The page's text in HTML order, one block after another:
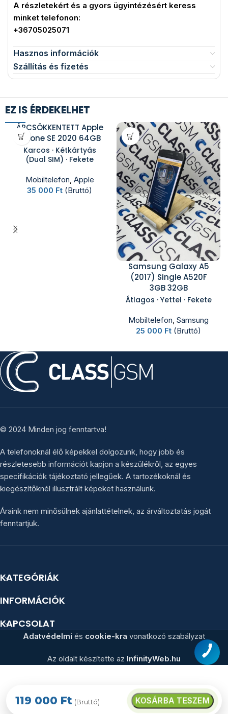
A részletekért és a gyors ügyintézésért keress
minket telefonon:
+36705025071
Hasznos információk
Szállítás és fizetés
EZ IS ÉRDEKELHET
ÁRCSÖKKENTETT Apple
iPhone SE 2020 64GB
Karcos · Kétkártyás
(Dual SIM) · Fekete
Mobiltelefon, Apple
35 000 Ft (Bruttó)
Samsung Galaxy A5
(2017) Single A520F
3GB 32GB
Átlagos · Yettel · Fekete
Mobiltelefon, Samsung
25 000 Ft (Bruttó)
119 000 Ft (Bruttó) KOSÁRBA TESZEM
© 2024 Minden jog fenntartva!
A telefonoknál élő képekkel dolgozunk, hogy jobb és
részletesebb információt kapjon a készülékről, az egyes
specifikációk tájékoztató jellegűek. A tartozékoknál és
kiegészítőknél illusztrált képeket használunk.
Áraink nem minősülnek ajánlattételnek, az árváltoztatás jogát
fenntartjuk.
KATEGÓRIÁK
INFORMÁCIÓK
KAPCSOLAT
Adatvédelmi és cookie-kra vonatkozó szabályzat
Az oldalt készítette az InfinityWeb.hu